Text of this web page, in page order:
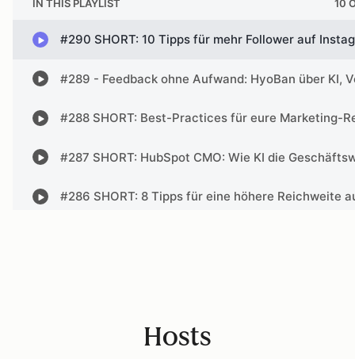
Hosts